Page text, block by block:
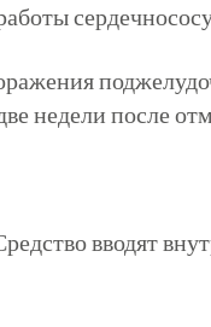
недели после
вводят